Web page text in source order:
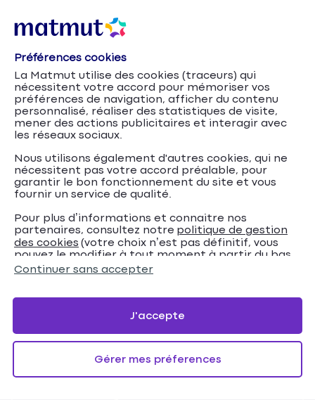
Assurance auto sénior :
les garanties et
avantages Matmut
À la retraite comme à tous les âges de la vie,
utiliser un véhicule permet de conserver son
autonomie, de poursuivre une petite activité
professionnelle et ses activités ou de visiter ses
proches. Découvrez comment choisir et souscrire
l’assurance auto sénior qui correspond à vos
Devis en ligne
Préférences cookies
La Matmut utilise des cookies (traceurs) qui
nécessitent votre accord pour mémoriser vos
préférences de navigation, afficher du contenu
personnalisé, réaliser des statistiques de visite,
mener des actions publicitaires et interagir avec
les réseaux sociaux.
Nous utilisons également d'autres cookies, qui ne
nécessitent pas votre accord préalable, pour
garantir le bon fonctionnement du site et vous
fournir un service de qualité.
Pour plus d’informations et connaitre nos
partenaires, consultez notre politique de gestion
des cookies (votre choix n’est pas définitif, vous
pouvez le modifier à tout moment à partir du bas
de page de notre site).
Continuer sans accepter
Gérer mes préferences
J'accepte